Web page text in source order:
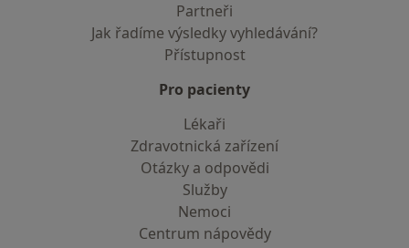
Partneři
Jak řadíme výsledky vyhledávání?
Přístupnost
Pro pacienty
Lékaři
Zdravotnická zařízení
Otázky a odpovědi
Služby
Nemoci
Centrum nápovědy